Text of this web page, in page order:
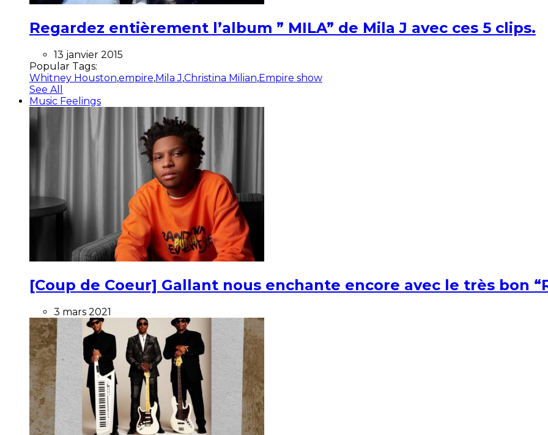
Regardez entièrement l’album ” MILA” de Mila J avec ces 5 clips.
13 janvier 2015
Popular Tags:
Whitney Houston,empire,Mila J,Christina Milian,Empire show
See All
Music Feelings
[Coup de Coeur] Gallant nous enchante encore avec le très bon
3 mars 2021